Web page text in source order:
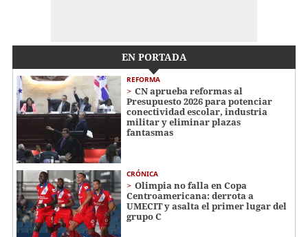
EN PORTADA
REFORMA
CN aprueba reformas al
Presupuesto 2026 para potenciar
conectividad escolar, industria
militar y eliminar plazas
fantasmas
CRÓNICA
Olimpia no falla en Copa
Centroamericana: derrota a
UMECIT y asalta el primer lugar del
grupo C